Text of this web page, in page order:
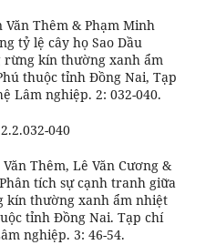
Thêm & Phạm Minh
tỷ lệ cây họ Sao Dầu
kín thường xanh ẩm
thuộc tỉnh Đồng Nai, Tạp
Lâm nghiệp. 2: 032-040.
040
Thêm, Lê Văn Cương &
tích sự cạnh tranh giữa
kín thường xanh ẩm nhiệt
tỉnh Đồng Nai. Tạp chí
nghiệp. 3: 46-54.